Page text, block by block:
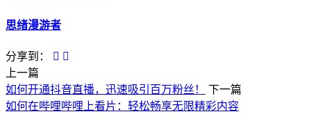
思绪漫游者
分享到：
上一篇
如何开通抖音直播，迅速吸引百万粉丝！
下一篇
如何在哔哩哔哩上看片：轻松畅享无限精彩内容